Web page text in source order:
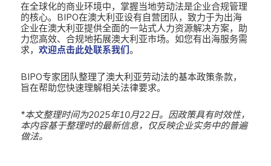
在全球化的商业环境中，掌握当地劳动法是企业合规管理
的核心。BIPO在澳大利亚设有自营团队，致力于为出海
企业在澳大利亚提供全面的一站式人力资源解决方案，助
力您高效、合规地拓展澳大利亚市场。如您有出海服务需
求， 欢迎点击此处联系我们。
BIPO专家团队整理了澳大利亚劳动法的基本政策条款，
旨在帮助您快速理解相关法律要求。
*本文整理时间为2025年10月22日。 因政策具有时效性，
本内容基于整理时的最新信息，仅反映企业实务中的普遍
做法。